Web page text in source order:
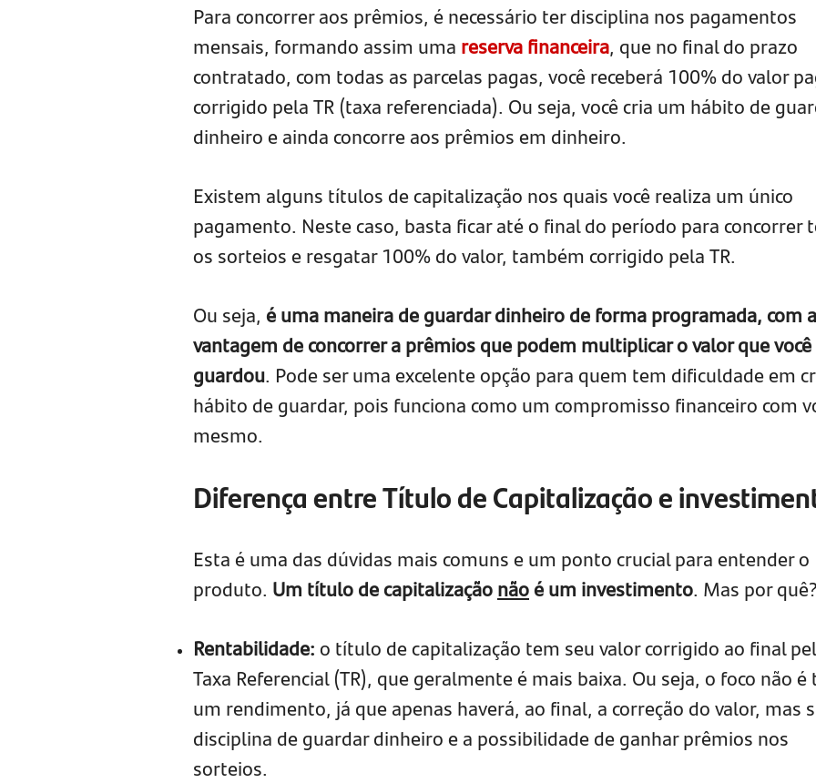
Para concorrer aos prêmios, é necessário ter disciplina nos pagamentos
mensais, formando assim uma reserva financeira, que no final do prazo
contratado, com todas as parcelas pagas, você receberá 100% do valor
corrigido pela TR (taxa referenciada). Ou seja, você cria um hábito de
dinheiro e ainda concorre aos prêmios em dinheiro.
Existem alguns títulos de capitalização nos quais você realiza um único
pagamento. Neste caso, basta ficar até o final do período para concorrer
os sorteios e resgatar 100% do valor, também corrigido pela TR.
Ou seja, é uma maneira de guardar dinheiro de forma programada, com a
vantagem de concorrer a prêmios que podem multiplicar o valor que você
guardou. Pode ser uma excelente opção para quem tem dificuldade em
hábito de guardar, pois funciona como um compromisso financeiro com
mesmo.
Diferença entre Título de Capitalização e
Esta é uma das dúvidas mais comuns e um ponto crucial para entender o
produto. Um título de capitalizaçãonãoé um investimento. Mas por
Rentabilidade:o título de capitalização tem seu valor corrigido ao final
Taxa Referencial (TR), que geralmente é mais baixa. Ou seja, o foco não é
um rendimento, já que apenas haverá, ao final, a correção do valor, mas
disciplina de guardar dinheiro e a possibilidade de ganhar prêmios nos
sorteios.